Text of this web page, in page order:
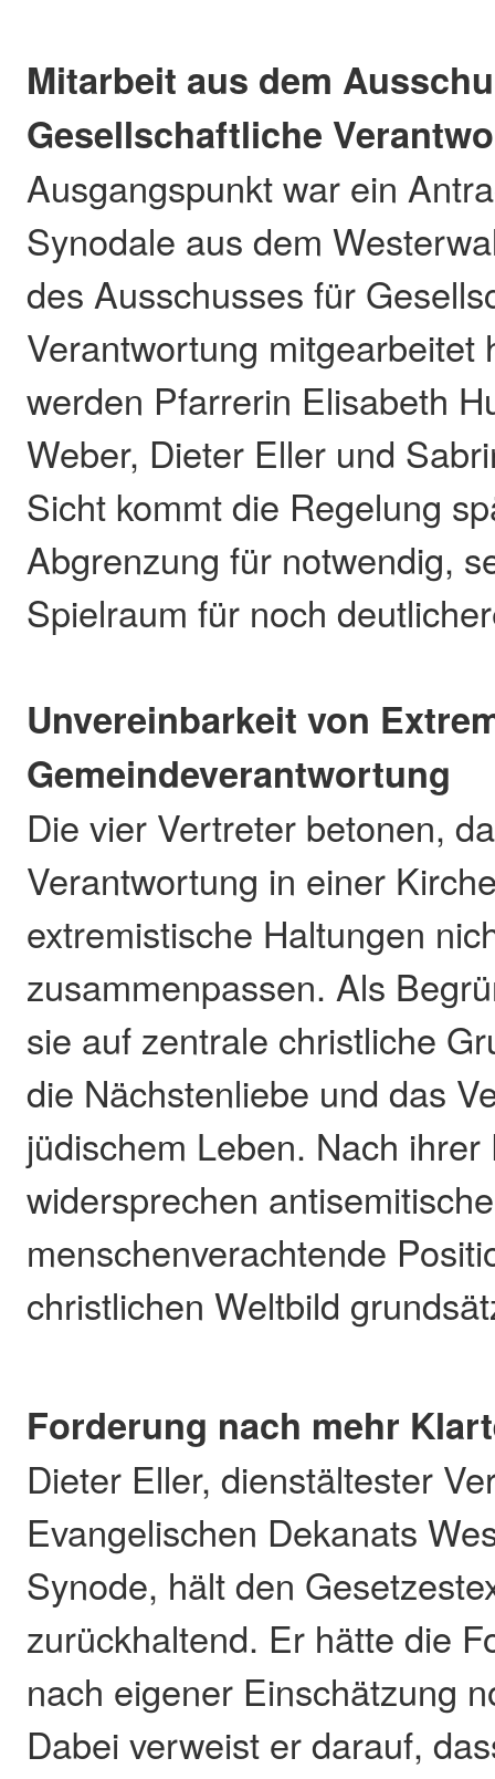
Mitarbeit aus dem
Gesellschaftliche
Ausgangspunkt war ein
Synodale aus dem
des Ausschusses für
Verantwortung mitgearbeitet
werden Pfarrerin Elisabeth
Weber, Dieter Eller und
Sicht kommt die Regelung
Abgrenzung für notwendig,
Spielraum für noch
Unvereinbarkeit von
Gemeindeverantwortung
Die vier Vertreter betonen,
Verantwortung in einer
extremistische Haltungen
zusammenpassen. Als
sie auf zentrale christliche
die Nächstenliebe und das
jüdischem Leben. Nach
widersprechen
menschenverachtende
christlichen Weltbild
Forderung nach mehr
Dieter Eller, dienstältester
Evangelischen Dekanats
Synode, hält den
zurückhaltend. Er hätte die
nach eigener Einschätzung
Dabei verweist er darauf,